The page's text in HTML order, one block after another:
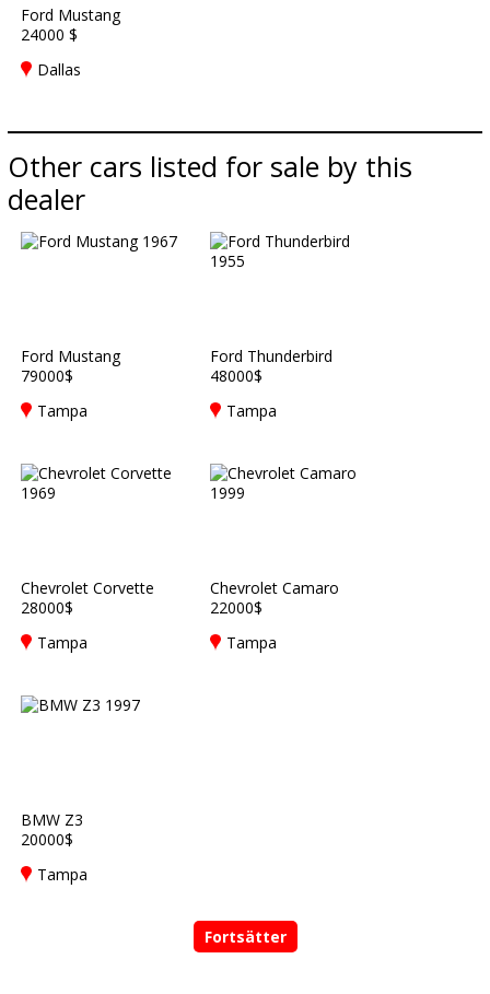
Ford Mustang
24000 $
Dallas
Other cars listed for sale by this
dealer
Ford Mustang
79000$
Tampa
Ford Thunderbird
48000$
Tampa
Chevrolet Corvette
28000$
Tampa
Chevrolet Camaro
22000$
Tampa
BMW Z3
20000$
Tampa
Fortsätter